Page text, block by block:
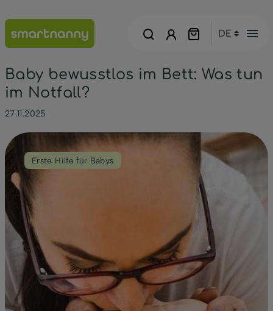
menu
Baby bewusstlos im Bett: Was tun
im Notfall?
27.11.2025
Erste Hilfe für Babys